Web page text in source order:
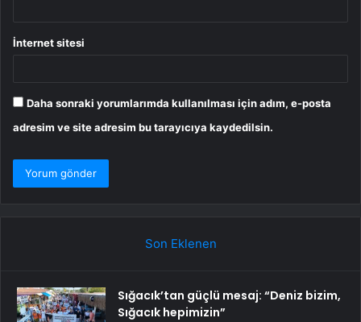
İnternet sitesi
Daha sonraki yorumlarımda kullanılması için adım, e-posta
adresim ve site adresim bu tarayıcıya kaydedilsin.
Son Eklenen
Sığacık’tan güçlü mesaj: “Deniz bizim,
Sığacık hepimizin”